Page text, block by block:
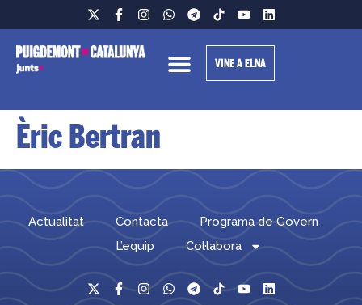
VINE A ELNA
Èric Bertran
Actualitat Contacta
Programa de Govern
L’equip
Col·labora